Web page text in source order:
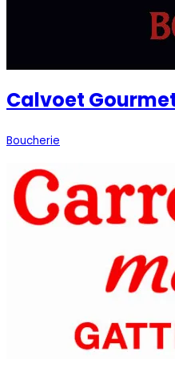
Calvoet
Boucherie